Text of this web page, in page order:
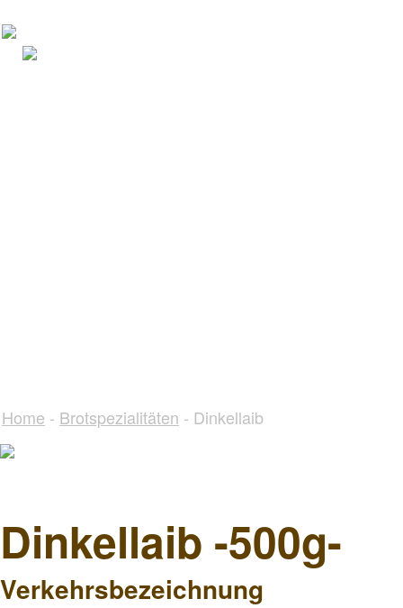
Home - Brotspezialitäten - Dinkellaib
Dinkellaib -500g-
Verkehrsbezeichnung